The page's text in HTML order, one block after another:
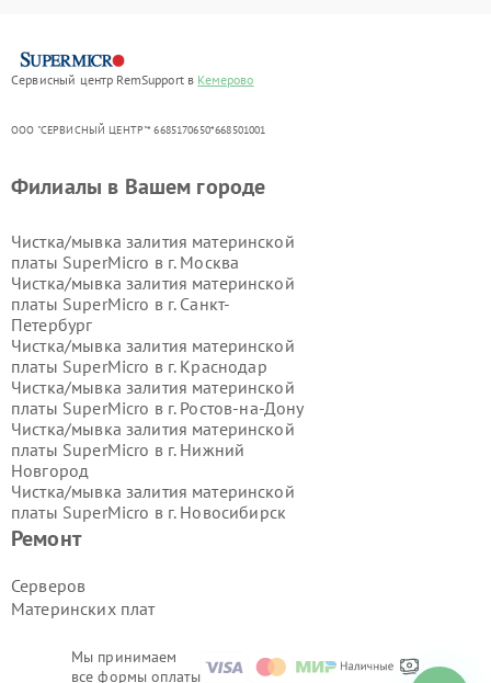
Сервисный центр RemSupport в Кемерово
ООО "СЕРВИСНЫЙ ЦЕНТР"* 6685170650*668501001
Мы принимаем
все формы оплаты
Ремонт
Серверов
Материнских плат
Филиалы в Вашем городе
Чистка/мывка залития материнской
платы SuperMicro в г. Москва
Чистка/мывка залития материнской
платы SuperMicro в г. Санкт-
Петербург
Чистка/мывка залития материнской
платы SuperMicro в г. Краснодар
Чистка/мывка залития материнской
платы SuperMicro в г. Ростов-на-Дону
Чистка/мывка залития материнской
платы SuperMicro в г. Нижний
Новгород
Чистка/мывка залития материнской
платы SuperMicro в г. Новосибирск
Чистка/мывка залития материнской
платы SuperMicro в г.
платы SuperMicro в г.
Чистка/мывка залития материнской
Чистка/мывка залития материнской
платы SuperMicro в г.Волгоград